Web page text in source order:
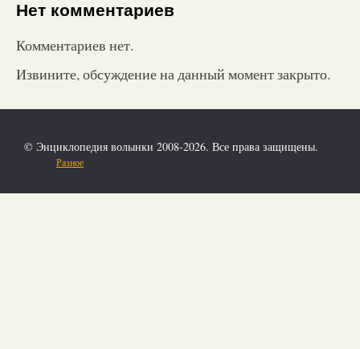
Нет комментариев
Комментариев нет.
Извините, обсуждение на данный момент закрыто.
© Энциклопедия волынки 2008-2026. Все права защищены.
Разное